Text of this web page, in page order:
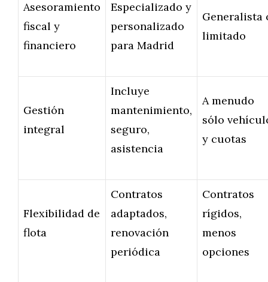
Asesoramiento
fiscal y
financiero
Especializado y
personalizado
para Madrid
Generalista
limitado
Gestión
integral
Incluye
mantenimiento,
seguro,
asistencia
A menudo
sólo
y cuotas
Flexibilidad de
flota
Contratos
adaptados,
renovación
periódica
Contratos
rígidos,
menos
opciones